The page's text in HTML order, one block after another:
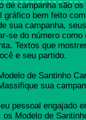
de campanha são os
gráfico bem feito
sua campanha,
se do número como
Textos que
e seu partido.
de Santinho
sua
pessoal engajado
Modelo de